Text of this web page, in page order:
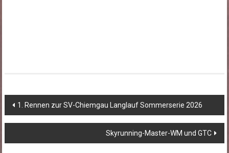
Beitragsnavigation
1. Rennen zur SV-Chiemgau Langlauf Sommerserie 2026
Skyrunning-Master-WM und GTC